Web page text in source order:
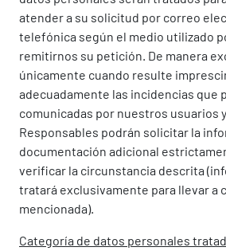
atender a su solicitud por correo
telefónica según el medio utilizado
remitirnos su petición. De manera
únicamente cuando resulte
adecuadamente las incidencias que
comunicadas por nuestros usuarios
Responsables podrán solicitar la
documentación adicional
verificar la circunstancia descrita
tratará exclusivamente para llevar a
mencionada).
Categoría de datos personales